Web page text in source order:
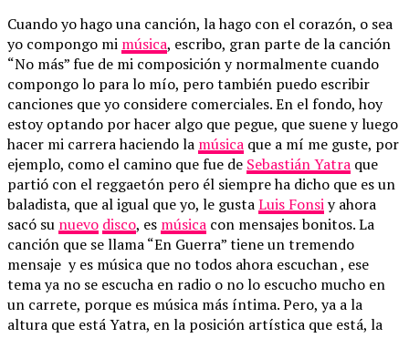
Cuando yo hago una canción, la hago con el corazón, o sea
yo compongo mi música, escribo, gran parte de la canción
“No más” fue de mi composición y normalmente cuando
compongo lo para lo mío, pero también puedo escribir
canciones que yo considere comerciales. En el fondo, hoy
estoy optando por hacer algo que pegue, que suene y luego
hacer mi carrera haciendo la música que a mí me guste, por
ejemplo, como el camino que fue de Sebastián Yatra que
partió con el reggaetón pero él siempre ha dicho que es un
baladista, que al igual que yo, le gustaLuis Fonsiy ahora
sacó su nuevo disco, es música con mensajes bonitos. La
canción que se llama “En Guerra” tiene un tremendo
mensaje y es música que no todos ahora escuchan , ese
tema ya no se escucha en radio o no lo escucho mucho en
un carrete, porque es música más íntima. Pero, ya a la
altura que está Yatra, en la posición artística que está, la